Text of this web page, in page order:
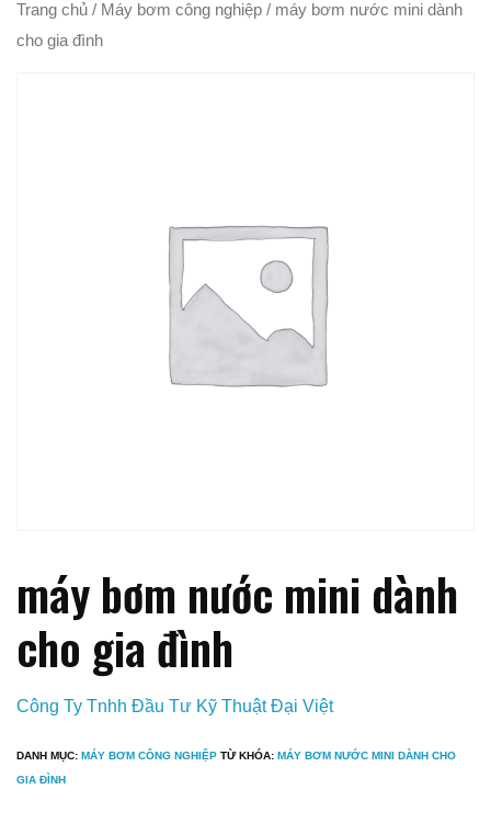
Trang chủ / Máy bơm công nghiệp / máy bơm nước mini dành
cho gia đình
máy bơm nước mini dành
cho gia đình
Công Ty Tnhh Đầu Tư Kỹ Thuật Đại Việt
DANH MỤC: MÁY BƠM CÔNG NGHIỆP TỪ KHÓA: MÁY BƠM NƯỚC MINI DÀNH CHO
GIA ĐÌNH